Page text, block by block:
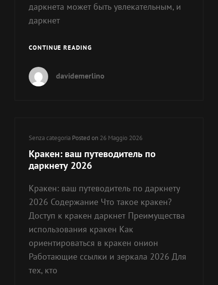
даркнета может быть увлекательным, и
даркнет
CONTINUE READINGОМГ
МЕТА-
davidemerlino
Cat
Links
Senza categoria Posted on 26 Maggio 2026
Кракен: ваш путеводитель по
даркнету 2026
Кракен: ваш путеводитель по даркнету
2026 Содержание Что такое кракен?
Доступ к кракен даркнет Преимущества
использования кракен Как
ориентироваться в кракен онион
Работающие ссылки и зеркала 2026 Для
тех, кто